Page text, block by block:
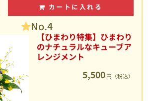
カートに入れる
No.4
【ひまわり特集】ひまわり
のナチュラルなキューブア
レンジメント
5,500 円（税込）